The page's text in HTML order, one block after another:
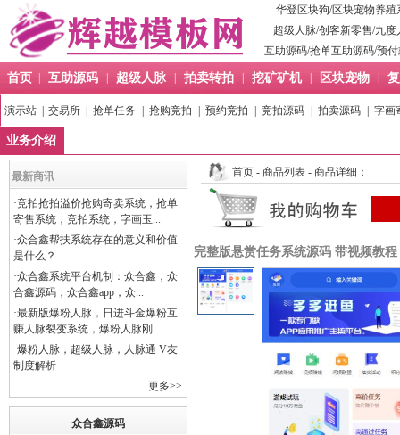
华登区块狗/区块宠物养殖
超级人脉/创客新零售/九度
互助源码/抢单互助源码/预
首页 互助源码 超级人脉 拍卖转拍 挖矿矿机 区块宠物
演示站 交易所 抢单任务 抢购竞拍 预约竞拍 竞拍源码 拍卖源码 字画
业务介绍
最新商讯
·竞拍抢拍溢价抢购寄卖系统，抢单
寄售系统，竞拍系统，字画玉...
·众合鑫帮扶系统存在的意义和价值
是什么？
·众合鑫系统平台机制：众合鑫，众
合鑫源码，众合鑫app，众...
·最新版爆粉人脉，日进斗金爆粉互
赚人脉裂变系统，爆粉人脉刚...
·爆粉人脉，超级人脉，人脉通 V友
制度解析
更多>>
众合鑫源码
首页 -商品列表 - 商品详细：
完整版悬赏任务系统源码 带视频教